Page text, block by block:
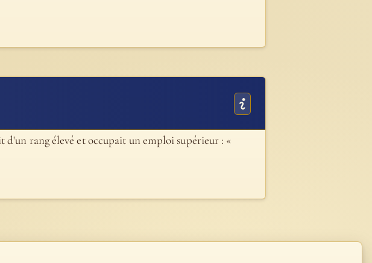
rang élevé et occupait un emploi supérieur : «